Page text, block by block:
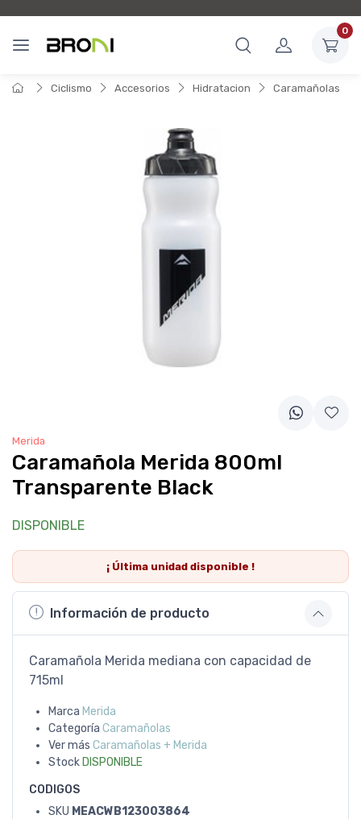
0
Ciclismo Accesorios Hidratacion Caramañolas
Merida
Caramañola Merida 800ml
Transparente Black
DISPONIBLE
¡ Última unidad disponible !
Información de producto
Caramañola Merida mediana con capacidad de
715ml
Marca Merida
Categoría Caramañolas
Ver más Caramañolas + Merida
Stock DISPONIBLE
CODIGOS
SKU MEACWB123003864